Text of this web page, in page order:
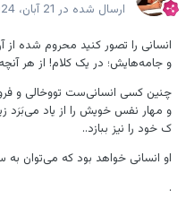
ارسال شده در 21 آبان، 2024
انسانی را تصور کنید محروم شده از
و جامه‌هایش؛ در یک کلام! از هر
چنین کسی انسانی‌ست تووخالی و
و مهار نفس خویش را از یاد می‌بَرَد
ک خود را نیز ببازد..
او انسانی خواهد بود که می‌توان به